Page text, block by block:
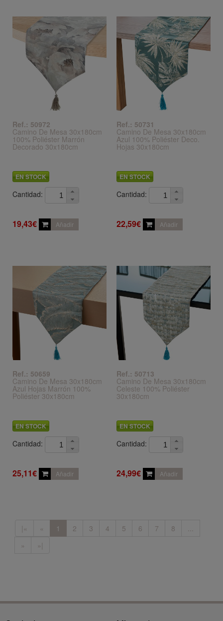
Ref.: 50972
Camino De Mesa 30x180cm
100% Poliéster Marrón
Decorado 30x180cm
EN STOCK
Cantidad:
19,43€ Añadir
Ref.: 50731
Camino De Mesa 30x180cm
Azul 100% Poliéster Deco.
Hojas 30x180cm
EN STOCK
Cantidad:
22,59€ Añadir
Ref.: 50659
Camino De Mesa 30x180cm
Azul Hojas Marrón 100%
Poliéster 30x180cm
EN STOCK
Cantidad:
25,11€ Añadir
Ref.: 50713
Camino De Mesa 30x180cm
Celeste 100% Poliéster
30x180cm
EN STOCK
Cantidad:
24,99€ Añadir
|« « 1 2 3 4 5 6 7 8
...
»
»|